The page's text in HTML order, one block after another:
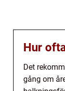
Hur
Det
gång om